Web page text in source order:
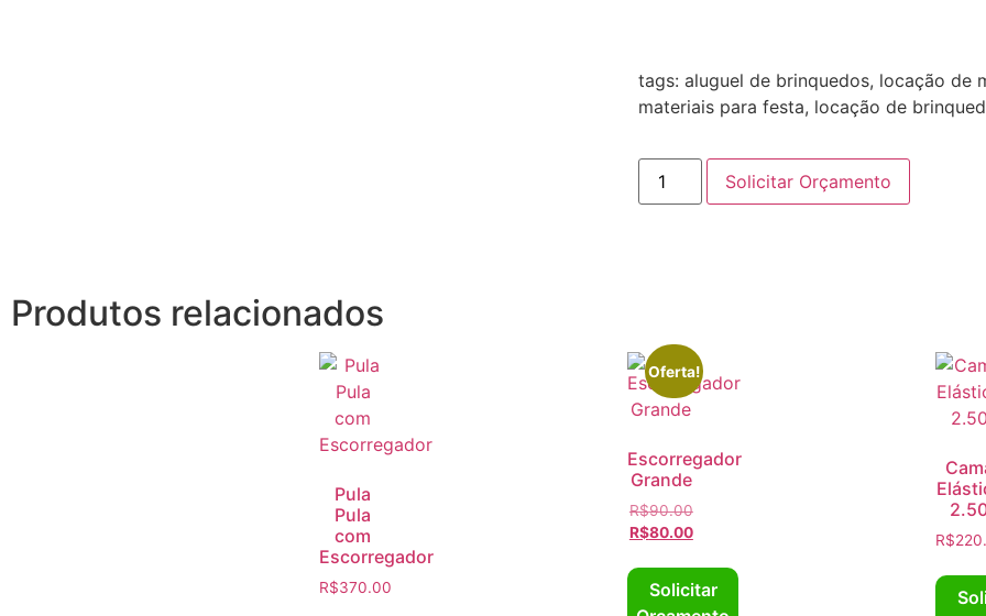
tags: aluguel de brinquedos, locação de
materiais para festa, locação de
Solicitar Orçamento
Produtos relacionados
Pula
Pula
com
Escorregador
R$370.00
Oferta!
Escorregador
Grande
R$90.00
R$80.00
Solicitar
R$